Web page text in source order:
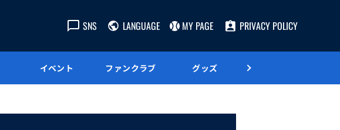
SNS LANGUAGE MY PAGE PRIVACY POLICY
イベント ファンクラブ グッズ